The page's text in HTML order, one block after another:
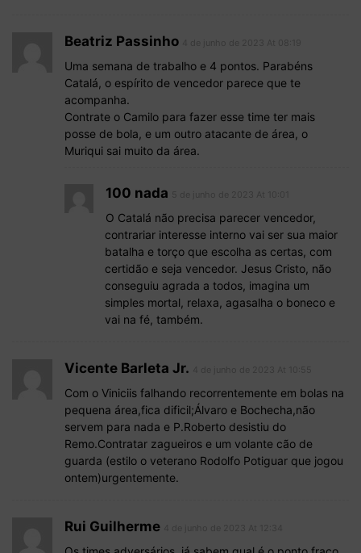
Beatriz Passinho
Uma semana de trabalho e 4 pontos. Parabéns
Catalá, o espírito de vencedor parece que te
acompanha.
Contrate o Camilo para fazer esse time ter mais
posse de bola, e um outro atacante de área, o
Muriqui sai muito da área.
100 nada
O Catalá não precisa parecer vencedor,
contrariar interesse interno vai ser sua maior
batalha e torço que escolha as certas, com
certidão e seja vencedor. Jesus Cristo, não
conseguiu agrada a todos, imagina um
simples mortal, relaxa, agasalha o boneco e
vai na fé, também.
Vicente Barleta Jr.
Com o Viniciis falhando recorrentemente em bolas na
pequena área,fica dificil;Álvaro e Bochecha,não
servem para nada e P.Roberto desistiu do
Remo.Contratar zagueiros e um volante cão de
guarda (estilo o veterano Rodolfo Potiguar que jogou
ontem)urgentemente.
Rui Guilherme